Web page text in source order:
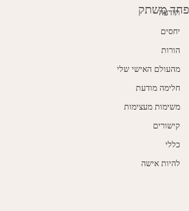
תודעה
יחסים
הורות
מהעולם האישי שלי
חלימה מודעת
משימות מעצימות
קישורים
כללי
להיות אישה
פחד משתק